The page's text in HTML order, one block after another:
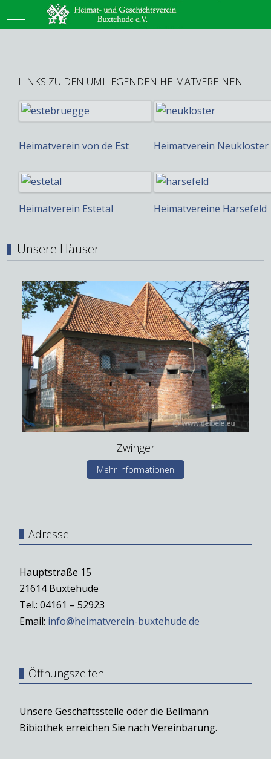
Mobile Menu Toggle
LINKS ZU DEN UMLIEGENDEN HEIMATVEREINEN
Heimatverein von de Est Heimatverein Neukloster
Heimatverein Estetal Heimatvereine Harsefeld
Unsere Häuser
Zwinger
Mehr Informationen
Adresse
Hauptstraße 15
21614 Buxtehude
Tel.: 04161 – 52923
Email: info@heimatverein-buxtehude.de
Öffnungszeiten
Unsere Geschäftsstelle oder die Bellmann
Bibiothek erreichen Sie nach Vereinbarung.